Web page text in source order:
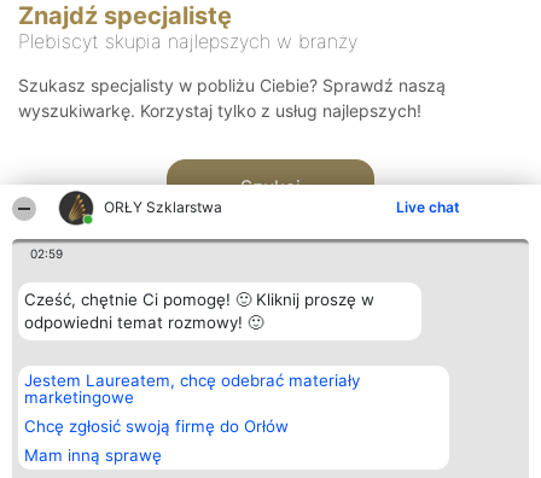
ORŁY Szklarstwa Live chat
02:59
Cześć, chętnie Ci pomogę! 🙂 Kliknij proszę w
odpowiedni temat rozmowy! 🙂
Jestem Laureatem, chcę odebrać materiały
marketingowe
Chcę zgłosić swoją firmę do Orłów
Mam inną sprawę
Znajdź specjalistę
Plebiscyt skupia najlepszych w branży
Szukasz specjalisty w pobliżu Ciebie? Sprawdź naszą
wyszukiwarkę. Korzystaj tylko z usług najlepszych!
Szukaj
Organizator plebiscytu
Bright Side Solutions sp. z o.
o. sp. k.
ul. Ruska 22
Wrocław 50-079
KRS 0000749100 | Regon
381313360 | NIP 8943132676
Plebiscyt
Laureaci
wszystkich
Laureatów
Regulamin
Kontakt
Kontakt